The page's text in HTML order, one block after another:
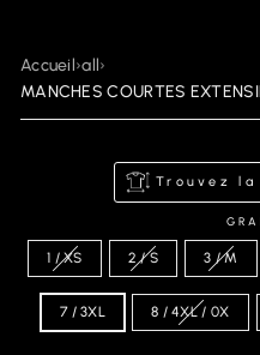
Accueil›all›
MANCHES COURTES
Trouvez
1 / XS 2 / S 3 / M
7 / 3XL 8 / 4XL / 0X